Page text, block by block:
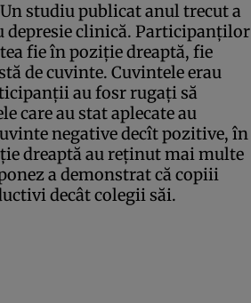
studiupublicat anul trecut a
depresie clinică. Participanţilor
fie în poziţie dreaptă, fie
de cuvinte. Cuvintele erau
au fosr rugaţi să
care au stat aplecate au
negative decît pozitive, în
dreaptă au reţinut mai multe
a demonstrat că copiii
decât colegii săi.